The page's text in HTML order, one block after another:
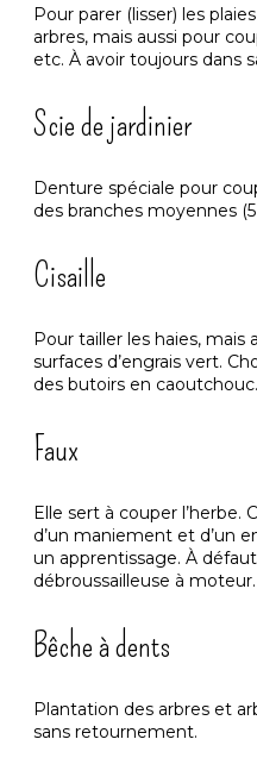
Pour parer (lisser) les
arbres, mais aussi pour
etc. À avoir toujours dans
Scie de jardinier
Denture spéciale pour
des branches moyennes
Cisaille
Pour tailler les haies,
surfaces d’engrais vert.
des butoirs en caoutchouc.
Faux
Elle sert à couper
d’un maniement et d’un
un apprentissage. À
débroussailleuse à moteur.
Bêche à dents
Plantation des arbres et
sans retournement.